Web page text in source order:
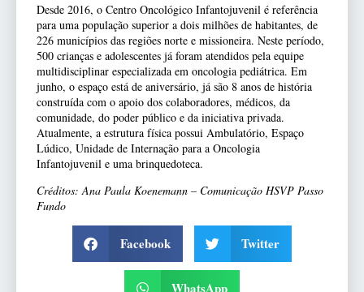
Desde 2016, o Centro Oncológico Infantojuvenil é referência
para uma população superior a dois milhões de habitantes, de
226 municípios das regiões norte e missioneira. Neste período,
500 crianças e adolescentes já foram atendidos pela equipe
multidisciplinar especializada em oncologia pediátrica. Em
junho, o espaço está de aniversário, já são 8 anos de história
construída com o apoio dos colaboradores, médicos, da
comunidade, do poder público e da iniciativa privada.
Atualmente, a estrutura física possui Ambulatório, Espaço
Lúdico, Unidade de Internação para a Oncologia
Infantojuvenil e uma brinquedoteca.
Créditos: Ana Paula Koenemann – Comunicação HSVP Passo
Fundo
Facebook Twitter
WhatsApp